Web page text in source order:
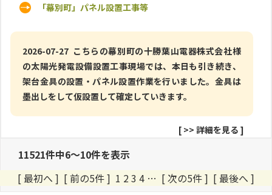
「幕別町」パネル設置工事等
2026-07-27 こちらの幕別町の十勝葉山電器株式会社様
の太陽光発電設備設置工事現場では、本日も引き続き、
架台金具の設置・パネル設置作業を行いました。金具は
墨出しをして仮設置して確定していきます。
[ >> 詳細を見る ]
11521件中6～10件を表示
[ 最初へ ] [ 前の5件 ] 1 2 3 4 … [ 次の5件 ] [ 最後へ ]